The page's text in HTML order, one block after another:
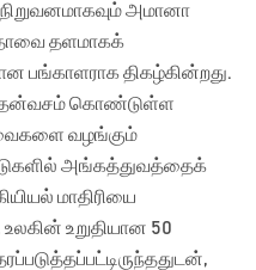
அமானா
தளமாகக்
பங்காளராக திகழ்கின்றது.
தன்வசம் கொண்டுள்ள
வழங்கும்
அங்கத்துவத்தைக்
மாதிரியை
உறுதியான 50